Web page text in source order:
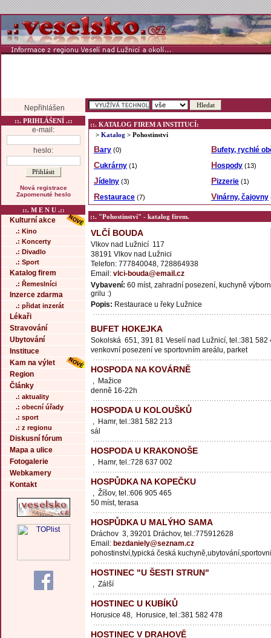
Nepřihlášen
::. PRIHLÁŠENÍ .::
e-mail:
heslo:
Nová registrace
Zapomenuté heslo
::. M E N U .::
Kulturní akce
.: Kino
.: Koncerty
.: Divadlo
.: Sport
Katalog firem
.: Řemeslníci
Inzerce zdarma
.: přidat inzerát
Lékaři
Stravování
Ubytování
Instituce
Kam na výlet
Region
Články
.: aktuality
.: obecní úřady
.: sport
.: z regionu
Diskusní fórum
Mapa a ulice
Fotogalerie
Webkamery
Kontakt
::. KATALOG FIREM A INSTITUCÍ:
> Katalog > Pohostinství
Bary (0)
Bufety, rychlé
Cukrárny (1) Hospody (13)
Jídelny (3) Pizzerie (1)
Restaurace (7) Vinárny, čajovny
::. "Pohostinství" - katalog firem.
VLČÍ BOUDA
Vlkov nad Lužnicí 117
38191 Vlkov nad Lužnici
Telefon: 777840048, 728864938
Email: vlci-bouda@email.cz
Vybavení: 60 míst, zahradní posezení, kuchyně
grilu :)
Popis: Restaurace u řeky Lužnice
BUFET HOKEJKA
Sokolská 651, 391 81 Veselí nad Lužnicí, tel.:381 582
venkovní posezení ve sportovním areálu, parket
HOSPODA NA KOVÁRNĚ
, Mažice
denně 16-22h
HOSPODA U KOLOUŠKŮ
, Hamr, tel.:381 582 213
sál
HOSPODA U KRAKONOŠE
, Hamr, tel.:728 637 002
HOSPŮDKA NA KOPEČKU
, Žíšov, tel.:606 905 465
50 míst, terasa
HOSPŮDKA U MALÝHO SAMA
Dráchov 3, 39201 Dráchov, tel.:775912628
Email: bezdaniely@seznam.cz
pohostinství,typická česká
HOSTINEC "U ŠESTI STRUN"
, Zálší
HOSTINEC U KUBÍKŮ
Horusice 48, Horusice, tel.:381 582 478
HOSTINEC V DRAHOVĚ